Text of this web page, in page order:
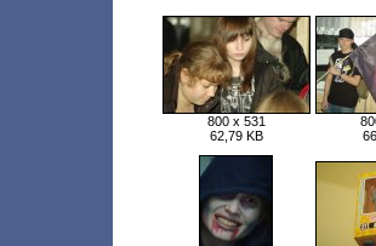
800 x 531
62,79 KB